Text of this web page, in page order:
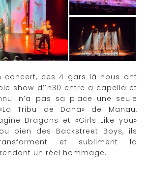
concert, ces 4 gars là nous ont
show d’1h30 entre a capella et
n’a pas sa place une seule
Tribu de Dana» de Manau,
Dragons et «Girls Like you»
bien des Backstreet Boys, ils
et subliment la
un réel hommage.